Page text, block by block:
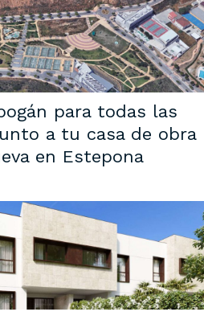
para todas las
a tu casa de obra
en Estepona